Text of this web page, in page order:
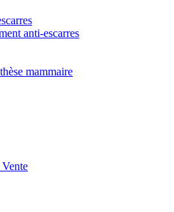
anti-escarres
mammaire